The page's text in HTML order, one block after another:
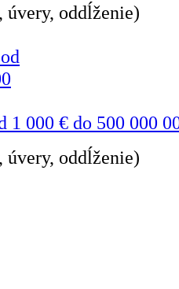
úvery, oddĺženie)
1 000 € do 500 000
úvery, oddĺženie)